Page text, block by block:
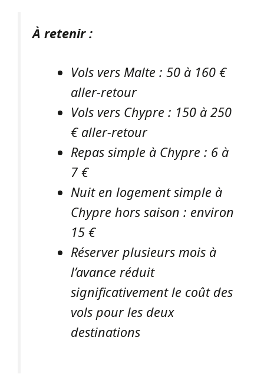
À retenir :
Vols vers Malte : 50 à 160 €
aller-retour
Vols vers Chypre : 150 à 250
€ aller-retour
Repas simple à Chypre : 6 à
7 €
Nuit en logement simple à
Chypre hors saison : environ
15 €
Réserver plusieurs mois à
l’avance réduit
significativement le coût des
vols pour les deux
destinations